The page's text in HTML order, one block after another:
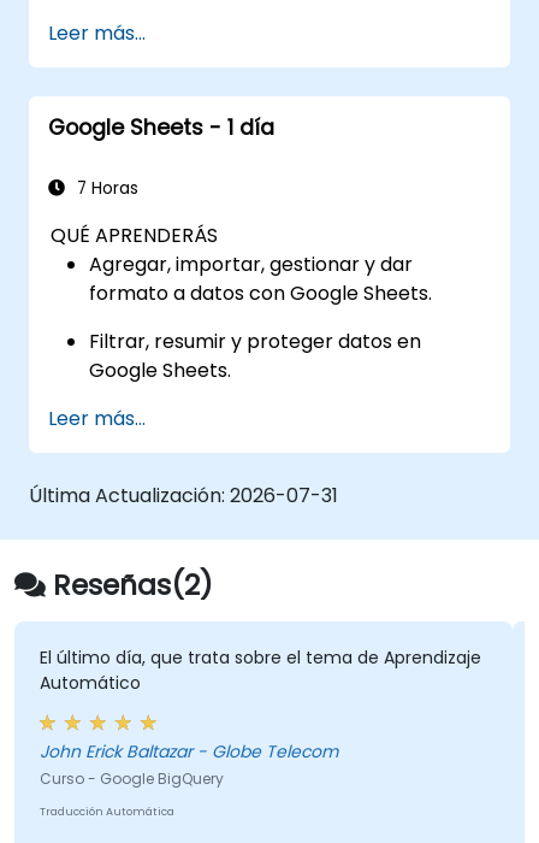
Leer más...
Google Sheets - 1 día
7 Horas
QUÉ APRENDERÁS
Agregar, importar, gestionar y dar
formato a datos con Google Sheets.
Filtrar, resumir y proteger datos en
Google Sheets.
Realizar cálculos y visualizar los datos de
tu hoja de cálculo.
Aplicar buenas prácticas para compartir
Leer más...
Última Actualización: 2026-07-31
Reseñas(2)
El último día, que trata sobre el tema de Aprendizaje
Automático
John Erick Baltazar - Globe Telecom
Curso - Google BigQuery
Traducción Automática